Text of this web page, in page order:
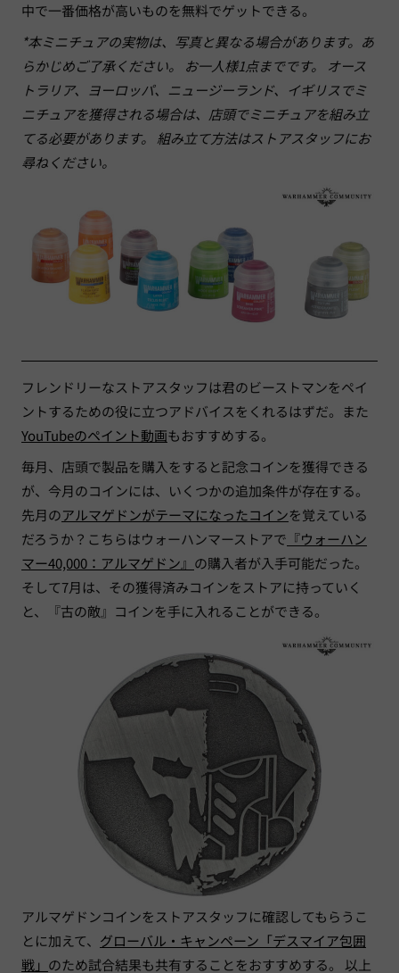
中で一番価格が高いものを無料でゲットできる。
*本ミニチュアの実物は、写真と異なる場合があります。あ
らかじめご了承ください。 お一人様1点までです。 オース
トラリア、ヨーロッパ、ニュージーランド、イギリスでミ
ニチュアを獲得される場合は、店頭でミニチュアを組み立
てる必要があります。 組み立て方法はストアスタッフにお
尋ねください。
フレンドリーなストアスタッフは君のビーストマンをペイ
ントするための役に立つアドバイスをくれるはずだ。また
YouTubeのペイント動画もおすすめする。
毎月、店頭で製品を購入をすると記念コインを獲得できる
が、今月のコインには、いくつかの追加条件が存在する。
先月のアルマゲドンがテーマになったコインを覚えている
だろうか？こちらはウォーハンマーストアで 『ウォーハン
マー40,000：アルマゲドン』 の購入者が入手可能だった。
そして7月は、その獲得済みコインをストアに持っていく
と、『古の敵』コインを手に入れることができる。
アルマゲドンコインをストアスタッフに確認してもらうこ
とに加えて、 グローバル・キャンペーン「デスマイア包囲
戦」 のため試合結果も共有することをおすすめする。 以上